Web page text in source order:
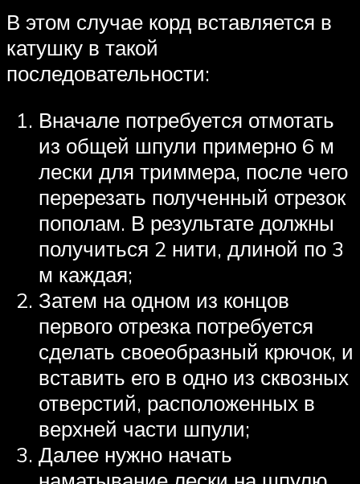
В этом случае корд вставляется в
катушку в такой
последовательности:
Вначале потребуется отмотать
из общей шпули примерно 6 м
лески для триммера, после чего
перерезать полученный отрезок
пополам. В результате должны
получиться 2 нити, длиной по 3
м каждая;
Затем на одном из концов
первого отрезка потребуется
сделать своеобразный крючок, и
вставить его в одно из сквозных
отверстий, расположенных в
верхней части шпули;
Далее нужно начать